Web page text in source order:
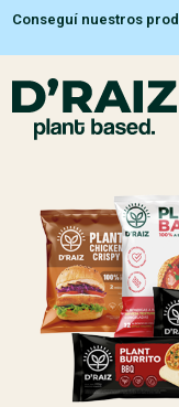
Conseguí nuestros